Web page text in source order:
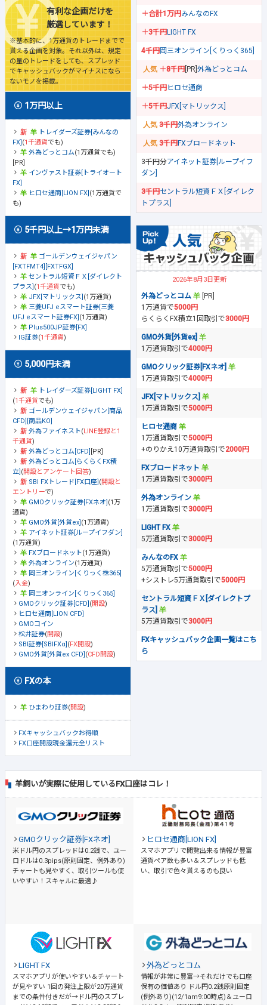
有利な企画だけを
厳選しています！
※基本的に、1万通貨のトレードまでで
貰える企画を対象。それ以外は、規定
の量のトレードをしても、スプレッド
でキャッシュバックがマイナスになら
ないモノを掲載。
1万円以上
トレイダーズ証券[みんなの
FX] (1千通貨でも)
外為どっとコム(1万通貨でも)
[PR]
インヴァスト証券[トライオート
FX]
ヒロセ通商[LION FX] (1万通貨で
も)
5千円以上→1万円未満
ゴールデンウェイジャパン
[FXTFMT4][FXTFGX]
セントラル短資ＦＸ[ダイレクト
プラス] (1千通貨でも)
JFX[マトリックス] (1万通貨)
三菱UFJ eスマート証券[三菱
UFJ eスマート証券FX] (1万通貨)
Plus500JP証券[FX]
IG証券(1千通貨)
5,000円未満
トレイダーズ証券[LIGHT FX]
(1千通貨でも)
ゴールデンウェイジャパン[商品
CFD][商品KO]
外為ファイネスト(LINE登録と1
千通貨)
外為どっとコム[CFD]
[PR]
外為どっとコム[らくらくFX積
立] (開設とアンケート回答)
SBI FXトレード[FX口座] (開設と
エントリーで)
GMOクリック証券[FXネオ] (1万
通貨)
GMO外貨[外貨ex] (1万通貨)
アイネット証券[ループイフダン]
(1万通貨)
FXブロードネット(1万通貨)
外為オンライン(1万通貨)
岡三オンライン[くりっく株365]
(入金)
岡三オンライン[くりっく365]
GMOクリック証券[CFD] (開設)
ヒロセ通商[LION CFD]
GMOコイン
松井証券(開設)
SBI証券[SBIFXα] (FX開設)
GMO外貨[外貨ex CFD] (CFD開設)
FXの本
ひまわり証券(開設)
FXキャッシュバックお得順
FX口座開設現金還元全リスト
＋合計1万円みんなのFX
＋3千円LIGHT FX
4千円岡三オンライン[くりっく365]
＋8千円 [PR] 外為どっとコム
＋5千円ヒロセ通商
＋5千円JFX[マトリックス]
3千円外為オンライン
3千円FXブロードネット
3千円分アイネット証券[ループイフ
ダン]
3千円セントラル短資ＦＸ[ダイレク
トプラス]
2026年8月3日更新
外為どっとコム
[PR]
1万通貨で5000円
らくらくFX積立1回取引で3000円
GMO外貨[外貨ex]
1万通貨取引で4000円
GMOクリック証券[FXネオ]
1万通貨取引で4000円
JFX[マトリックス]
1万通貨取引で5000円
ヒロセ通商
1万通貨取引で5000円
+のりかえ10万通貨取引で2000円
FXブロードネット
1万通貨取引で3000円
外為オンライン
1万通貨取引で3000円
LIGHT FX
5万通貨取引で3000円
みんなのFX
5万通貨取引で5000円
+シストレ5万通貨取引で5000円
セントラル短資ＦＸ[ダイレクトプ
ラス]
5万通貨取引で3000円
FXキャッシュバック企画一覧はこち
ら
羊飼いが実際に使用しているFX口座はコレ！
GMOクリック証券[FXネオ]
米ドル円のスプレッドは0.2銭で、ユー
ロドルは0.3pips(原則固定、例外あり)
チャートも見やすく、取引ツールも使
いやすい！スキャルに最適♪
ヒロセ通商[LION FX]
スマホアプリで閲覧出来る情報が豊富
通貨ペア数も多い＆スプレッドも低
い、取引で色々貰えるのも良い
LIGHT FX
スマホアプリが使いやすい＆チャート
が見やすい 1回の発注上限が20万通貨
までの条件付きだが→ドル円のスプレ
外為どっとコム
情報が非常に豊富→それだけでも口座
保有の価値あり
ドル円0.2銭原則固定
(例外あり)(12/1am9:00時点)＆ユーロ